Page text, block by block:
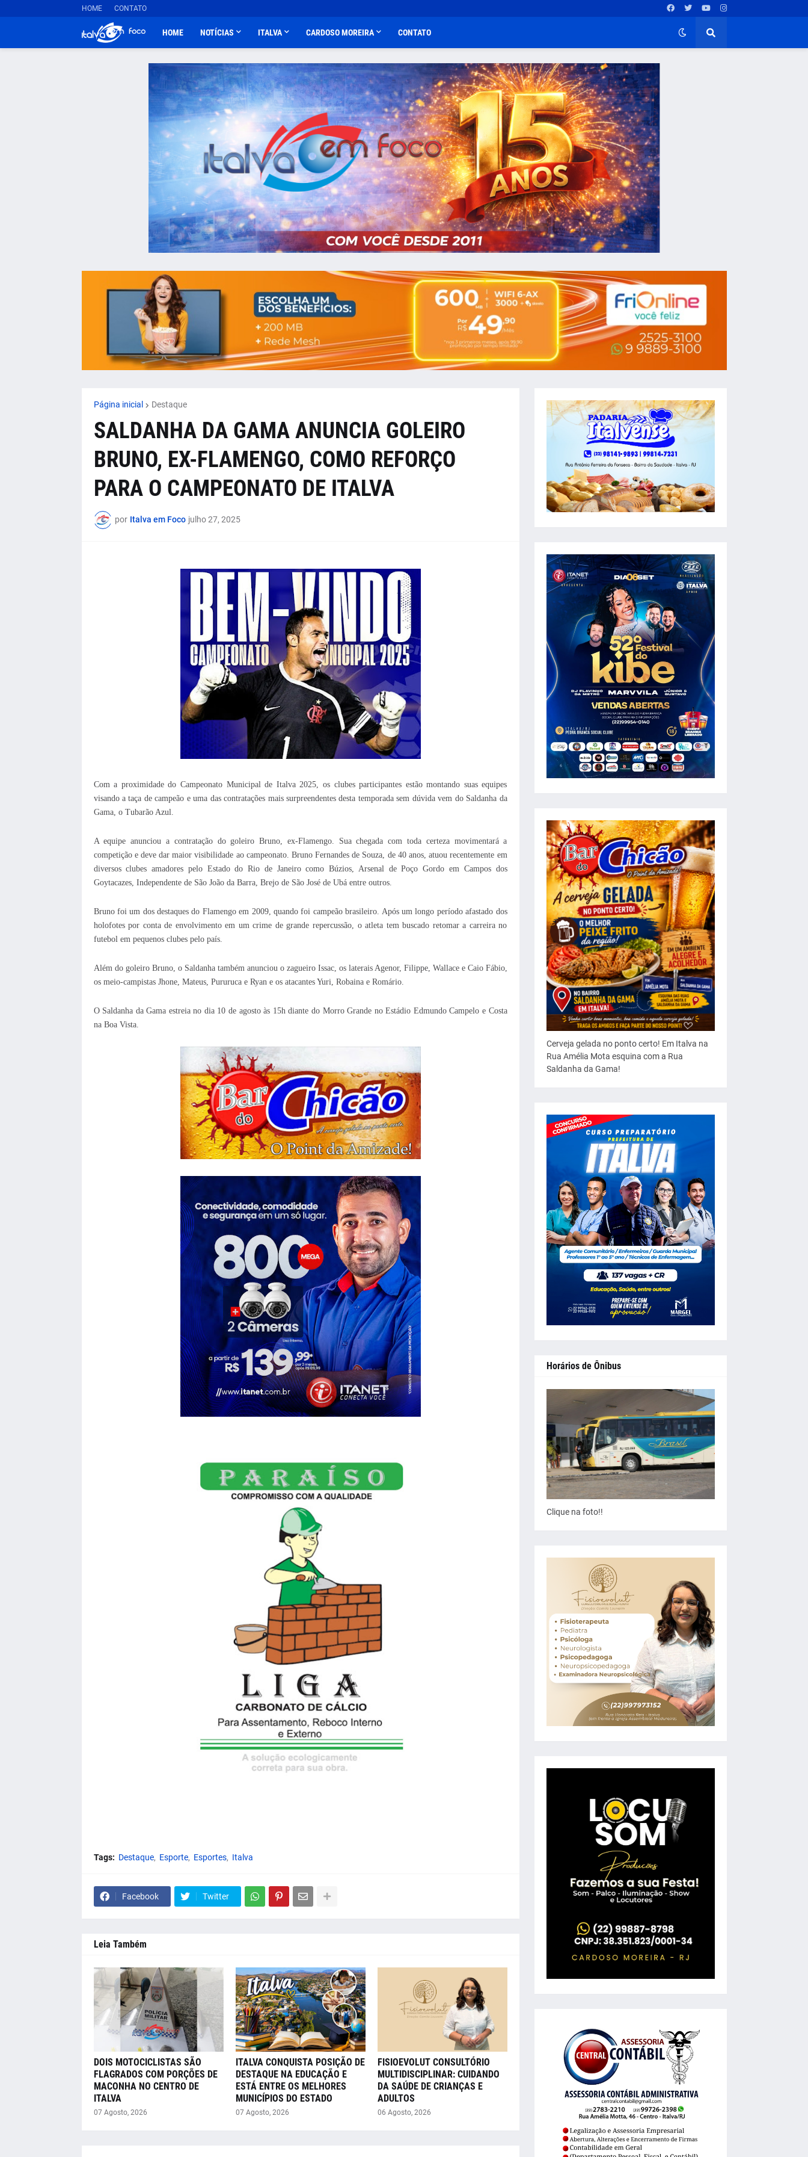
HOME CONTATO
HOME NOTÍCIAS ITALVA CARDOSO MOREIRA CONTATO
Página inicial Destaque
SALDANHA DA GAMA ANUNCIA GOLEIRO
BRUNO, EX-FLAMENGO, COMO REFORÇO
PARA O CAMPEONATO DE ITALVA
por Italva em Foco julho 27, 2025
Com a proximidade do Campeonato Municipal de Italva 2025, os clubes participantes estão montando suas equipes
visando a taça de campeão e uma das contratações mais surpreendentes desta temporada sem dúvida vem do Saldanha da
Gama, o Tubarão Azul.
A equipe anunciou a contratação do goleiro Bruno, ex-Flamengo. Sua chegada com toda certeza movimentará a
competição e deve dar maior visibilidade ao campeonato. Bruno Fernandes de Souza, de 40 anos, atuou recentemente em
diversos clubes amadores pelo Estado do Rio de Janeiro como Búzios, Arsenal de Poço Gordo em Campos dos
Goytacazes, Independente de São João da Barra, Brejo de São José de Ubá entre outros.
Bruno foi um dos destaques do Flamengo em 2009, quando foi campeão brasileiro. Após um longo período afastado dos
holofotes por conta de envolvimento em um crime de grande repercussão, o atleta tem buscado retomar a carreira no
futebol em pequenos clubes pelo país.
Além do goleiro Bruno, o Saldanha também anunciou o zagueiro Issac, os laterais Agenor, Filippe, Wallace e Caio Fábio,
os meio-campistas Jhone, Mateus, Pururuca e Ryan e os atacantes Yuri, Robaina e Romário.
O Saldanha da Gama estreia no dia 10 de agosto às 15h diante do Morro Grande no Estádio Edmundo Campelo e Costa
na Boa Vista.
Tags: Destaque Esporte Esportes Italva
Facebook Twitter
Leia Também
DOIS MOTOCICLISTAS SÃO
FLAGRADOS COM PORÇÕES DE
MACONHA NO CENTRO DE
ITALVA
07 Agosto, 2026
ITALVA CONQUISTA POSIÇÃO DE
DESTAQUE NA EDUCAÇÃO E
ESTÁ ENTRE OS MELHORES
MUNICÍPIOS DO ESTADO
07 Agosto, 2026
FISIOEVOLUT CONSULTÓRIO
MULTIDISCIPLINAR: CUIDANDO
DA SAÚDE DE CRIANÇAS E
ADULTOS
06 Agosto, 2026
Cerveja gelada no ponto certo! Em Italva na
Rua Amélia Mota esquina com a Rua
Saldanha da Gama!
Horários de Ônibus
Clique na foto!!